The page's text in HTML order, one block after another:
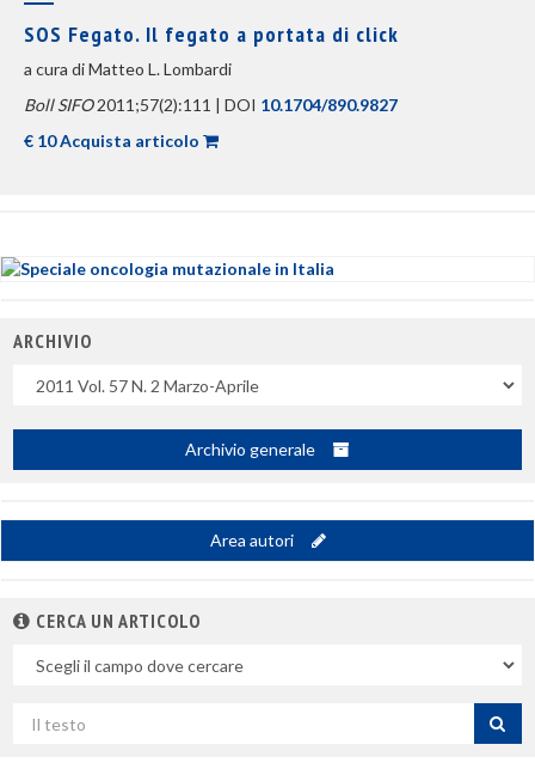
SOS Fegato. Il fegato a portata di click
a cura di Matteo L. Lombardi
Boll SIFO2011;57(2):111 | DOI 10.1704/890.9827
€ 10 Acquista articolo
ARCHIVIO
Archivio generale
Area autori
CERCA UN ARTICOLO
campo
per